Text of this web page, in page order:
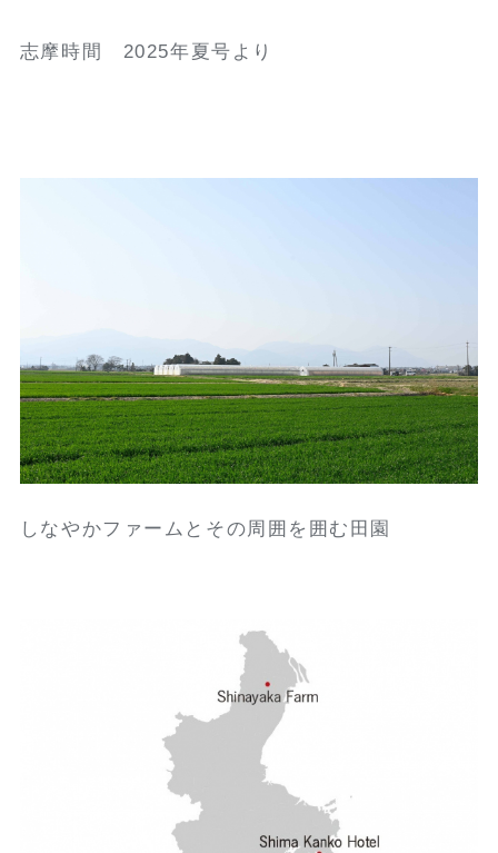
志摩時間 2025年夏号より
しなやかファームとその周囲を囲む田園